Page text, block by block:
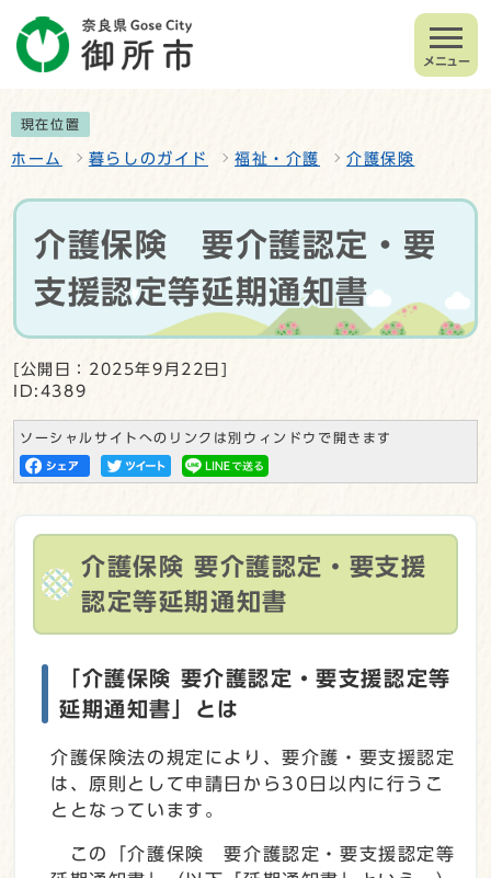
メニュー
現在位置
ホーム 暮らしのガイド 福祉・介護 介護保険
介護保険 要介護認定・要
支援認定等延期通知書
[公開日：2025年9月22日]
ID:4389
ソーシャルサイトへのリンクは別ウィンドウで開きます
介護保険 要介護認定・要支援
認定等延期通知書
「介護保険 要介護認定・要支援認定等
延期通知書」とは
介護保険法の規定により、要介護・要支援認定
は、原則として申請日から30日以内に行うこ
ととなっています。
この「介護保険 要介護認定・要支援認定等